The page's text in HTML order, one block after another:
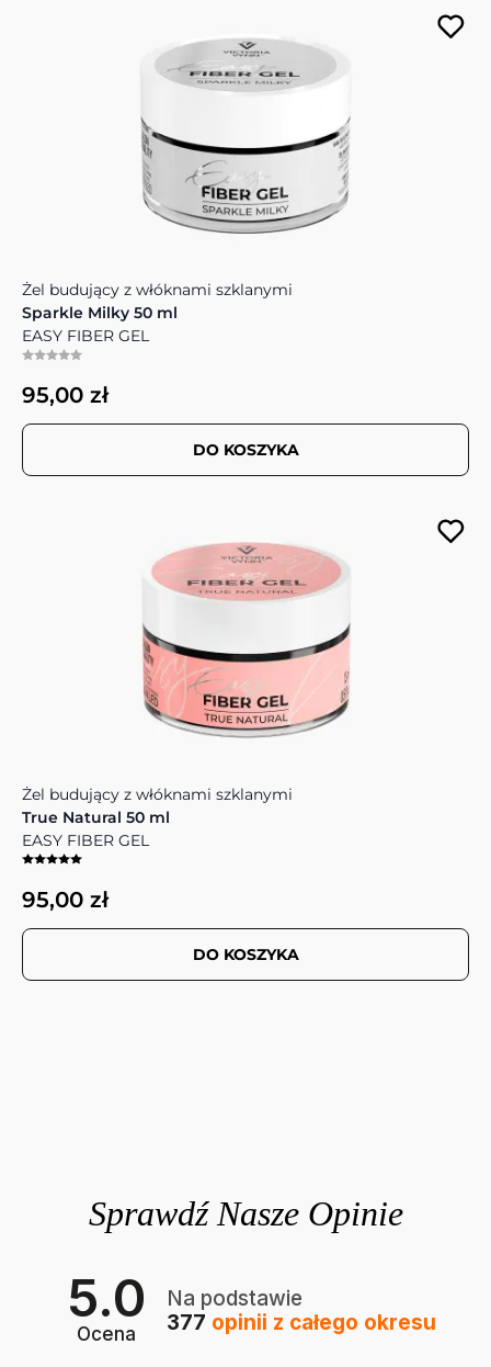
Żel budujący z włóknami szklanymi
Sparkle Milky 50 ml
EASY FIBER GEL
95,00 zł
DO KOSZYKA
Żel budujący z włóknami szklanymi
True Natural 50 ml
EASY FIBER GEL
95,00 zł
DO KOSZYKA
5.0
Ocena
Na podstawie
377 opinii z całego okresu